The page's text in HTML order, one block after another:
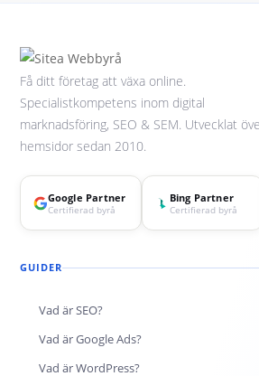
Få ditt företag att växa online.
Specialistkompetens inom digital
marknadsföring, SEO & SEM. Utvecklat
hemsidor sedan 2010.
Google Partner
Certifierad byrå
Bing Partner
Certifierad byrå
GUIDER
Vad är SEO?
Vad är Google Ads?
Vad är WordPress?